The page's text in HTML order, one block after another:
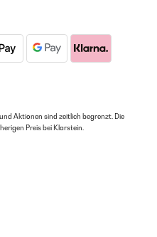
Aktionen sind zeitlich begrenzt. Die
Preis bei Klarstein.